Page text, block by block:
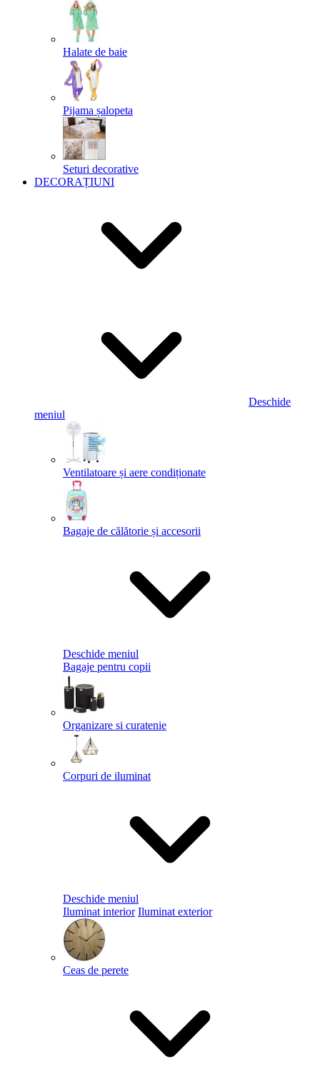
Halate de baie
Pijama șalopeta
Seturi decorative
DECORAȚIUNI
Deschide
meniul
Ventilatoare și aere condiționate
Bagaje de călătorie și accesorii
Deschide meniul
Bagaje pentru copii
Organizare si curatenie
Corpuri de iluminat
Deschide meniul
Iluminat interior Iluminat exterior
Ceas de perete